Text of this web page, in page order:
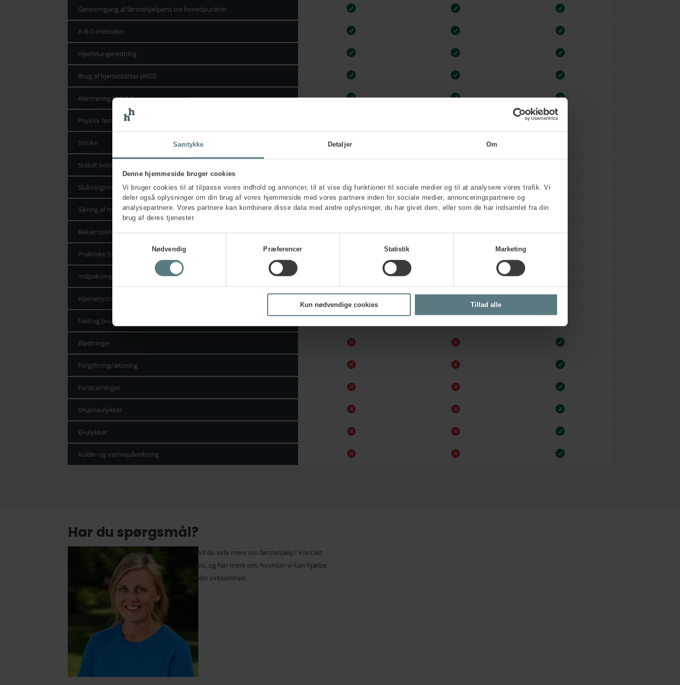
Samtykke Detaljer Om
Denne hjemmeside bruger cookies
Vi bruger cookies til at tilpasse vores indhold og annoncer, til at vise dig funktioner til sociale medier og til at analysere vores trafik. Vi
deler også oplysninger om din brug af vores hjemmeside med vores partnere inden for sociale medier, annonceringspartnere og
analysepartnere. Vores partnere kan kombinere disse data med andre oplysninger, du har givet dem, eller som de har indsamlet fra din
brug af deres tjenester.
Nødvendig
Præferencer Statistik Marketing
Kun nødvendige cookies Tillad alle
Gennemgang af førstehjælpens tre hovedpunkter
A-B-C-metoden
Hjertelungeredning
Brug af hjertestarter (AED)
Alarmering til 1-1-2
Psykisk førstehjælp til tilskadekomne
Stroke
Stabilt sideleje
Slukningsmetoder
Sikring af mennesker og bygninger
Bekæmpelsesmidler og almindelig forebyggelse
Praktiske brandslukningsøvelser
Indpakning
Hjernerystelse
Fald og brud
Blødninger
Forgiftning/ætsning
Forstuvninger
Drukneulykker
El-ulykker
Kulde- og varmepåvirkning
Har du spørgsmål?
Vil du vide mere om førstehjælp? Kontakt
os, og hør mere om, hvordan vi kan hjælpe
din virksomhed.